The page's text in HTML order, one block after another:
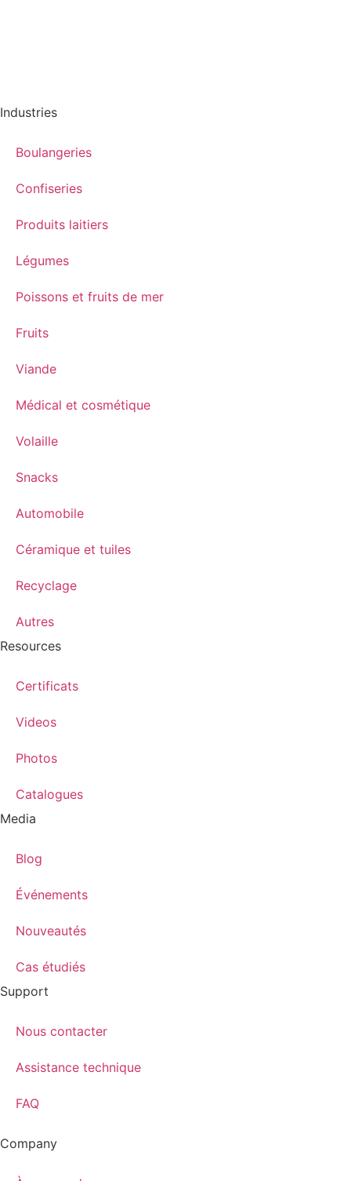
Industries
Boulangeries
Confiseries
Produits laitiers
Légumes
Poissons et fruits de mer
Fruits
Viande
Médical et cosmétique
Volaille
Snacks
Automobile
Céramique et tuiles
Recyclage
Autres
Resources
Certificats
Videos
Photos
Catalogues
Media
Blog
Événements
Nouveautés
Cas étudiés
Support
Nous contacter
Assistance technique
FAQ
Company